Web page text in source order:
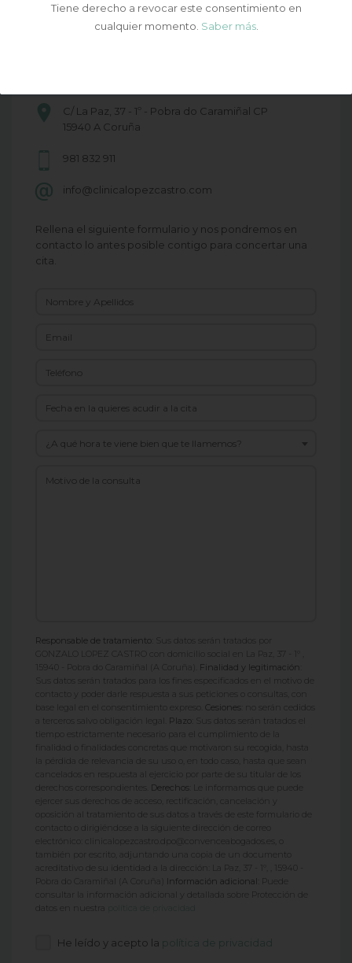
Puedes ponerte en contacto con nosotros a través de
C/ La Paz, 37 - 1º - Pobra do Caramiñal CP
15940 A Coruña
981 832 911
info@clinicalopezcastro.com
Rellena el siguiente formulario y nos pondremos en
contacto lo antes posible contigo para concertar una
cita.
¿A qué hora te viene bien que te llamemos?
Responsable de tratamiento:
Sus datos serán tratados por
GONZALO LOPEZ CASTRO con domicilio social en La Paz, 37 - 1º ,
15940 - Pobra do Caramiñal (A Coruña). Finalidad y legitimación:
Sus datos serán tratados para los fines especificados en el motivo de
contacto y poder darle respuesta a sus peticiones o consultas, con
base legal en el consentimiento expreso. Cesiones:
no serán cedidos
a terceros salvo obligación legal. Plazo:
Sus datos serán tratados el
tiempo estrictamente necesario para el cumplimiento de la
finalidad o finalidades concretas que motivaron su recogida, hasta
la pérdida de relevancia de su uso o, en todo caso, hasta que sean
cancelados en respuesta al ejercicio por parte de su titular de los
derechos correspondientes. Derechos:
Le informamos que puede
ejercer sus derechos de acceso, rectificación, cancelación y
oposición al tratamiento de sus datos a través de este formulario de
contacto o dirigiéndose a la siguiente dirección de correo
electrónico: clinicalopezcastro.dpo@convenceabogados.es, o
también por escrito, adjuntando una copia de un documento
acreditativo de su identidad a la dirección: La Paz, 37 - 1º, , 15940 -
Pobra do Caramiñal (A Coruña) Información adicional: Puede
consultar la información adicional y detallada sobre Protección de
datos en nuestra
política de privacidad
He leído y acepto la política de privacidad
Tiene derecho a revocar este consentimiento en
cualquier momento. Saber más.